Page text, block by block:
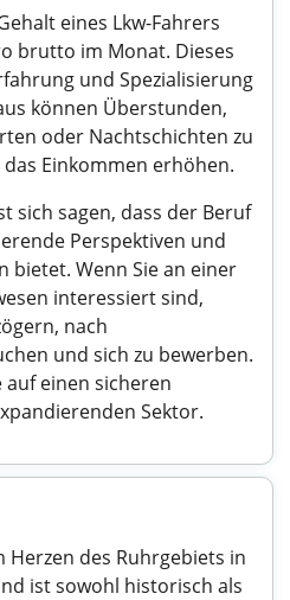
eines Lkw-Fahrers
brutto im Monat. Dieses
und Spezialisierung
können Überstunden,
oder Nachtschichten zu
Einkommen erhöhen.
sich sagen, dass der Beruf
Perspektiven und
bietet. Wenn Sie an einer
interessiert sind,
nach
und sich zu bewerben.
auf einen sicheren
Sektor.
Herzen des Ruhrgebiets in
ist sowohl historisch als